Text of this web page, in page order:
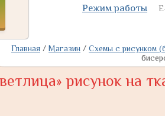
Режим работы
Главная/ Магазин / Схемы с рисунком
рисунок на